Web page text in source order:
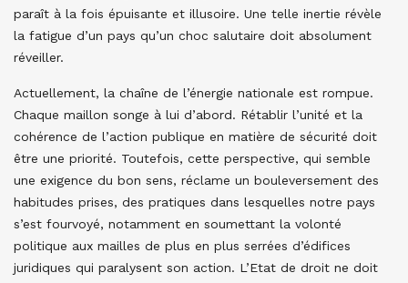
paraît à la fois épuisante et illusoire. Une telle inertie révèle
la fatigue d’un pays qu’un choc salutaire doit absolument
réveiller.
Actuellement, la chaîne de l’énergie nationale est rompue.
Chaque maillon songe à lui d’abord. Rétablir l’unité et la
cohérence de l’action publique en matière de sécurité doit
être une priorité. Toutefois, cette perspective, qui semble
une exigence du bon sens, réclame un bouleversement des
habitudes prises, des pratiques dans lesquelles notre pays
s’est fourvoyé, notamment en soumettant la volonté
politique aux mailles de plus en plus serrées d’édifices
juridiques qui paralysent son action. L’Etat de droit ne doit